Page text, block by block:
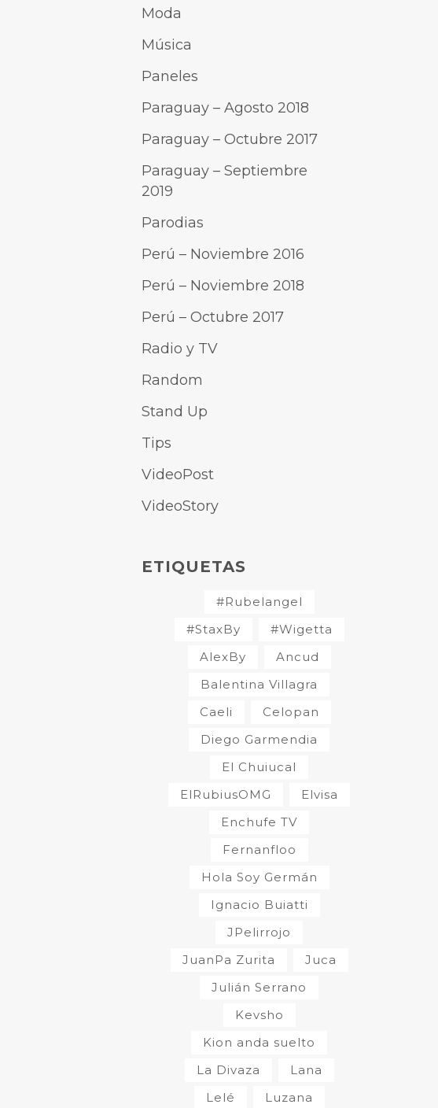
Moda
Música
Paneles
Paraguay – Agosto 2018
Paraguay – Octubre 2017
Paraguay – Septiembre
2019
Parodias
Perú – Noviembre 2016
Perú – Noviembre 2018
Perú – Octubre 2017
Radio y TV
Random
Stand Up
Tips
VideoPost
VideoStory
ETIQUETAS
#Rubelangel
#StaxBy
#Wigetta
AlexBy
Ancud
Balentina Villagra
Caeli
Celopan
Diego Garmendia
El Chuiucal
ElRubiusOMG
Elvisa
Enchufe TV
Fernanfloo
Hola Soy Germán
Ignacio Buiatti
JPelirrojo
JuanPa Zurita
Juca
Julián Serrano
Kevsho
Kion anda suelto
La Divaza
Lana
Lelé
Luzana